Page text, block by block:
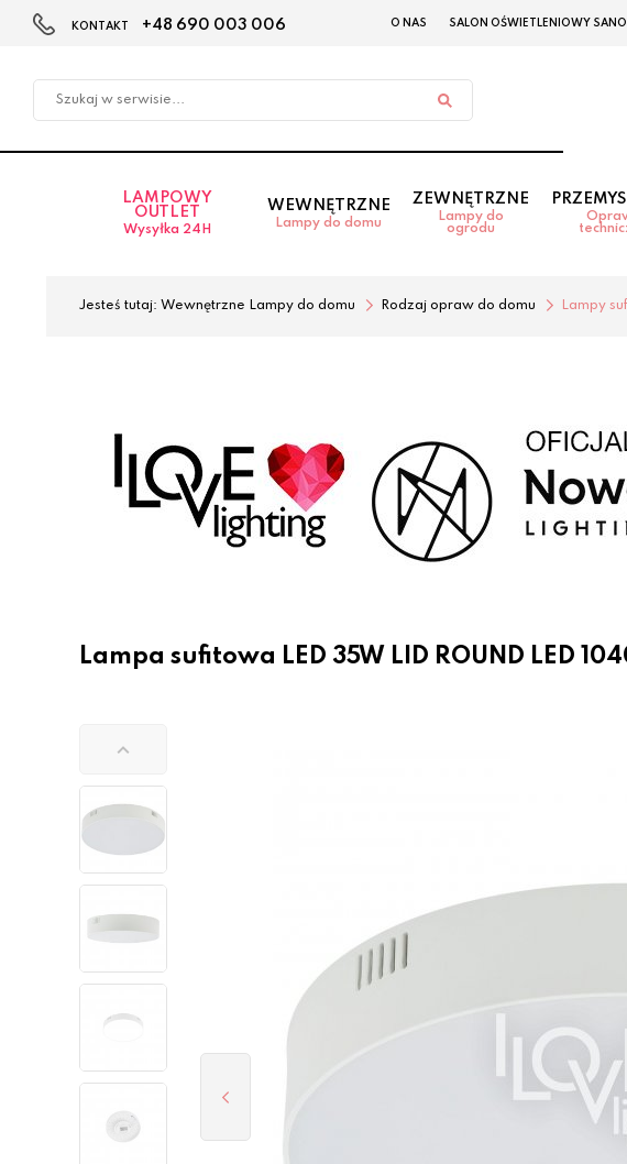
w
KONTAKT +48 690 003 006 O NAS SALON OŚWIETLENIOWY
LAMPOWY
OUTLET
Wysyłka 24H
WEWNĘTRZNE
Lampy do domu
ZEWNĘTRZNE
Lampy do
ogrodu
Jesteś tutaj: Wewnętrzne Lampy do domu Rodzaj opraw do domu Lampy
Lampa sufitowa LED 35W LID ROUND LED